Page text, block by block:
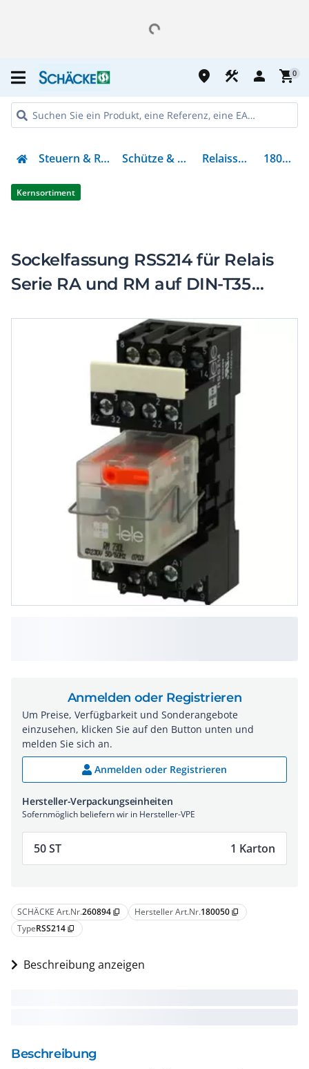
place construction person shopping_cart0
Steuern & Regeln Schütze & Relais Relaissockel 180050
Kernsortiment
Sockelfassung RSS214 für Relais
Serie RA und RM auf DIN-T35
SCHÄCKE Art.Nr.260894 content_copy Hersteller Art.Nr.180050 content_copy
TypeRSS214 content_copy
Beschreibung anzeigen
Beschreibung
Anmelden oder Registrieren
Um Preise, Verfügbarkeit und Sonderangebote
einzusehen, klicken Sie auf den Button unten und
melden Sie sich an.
Anmelden oder Registrieren
Hersteller-Verpackungseinheiten
Sofernmöglich beliefern wir in Hersteller-VPE
50 ST 1 Karton